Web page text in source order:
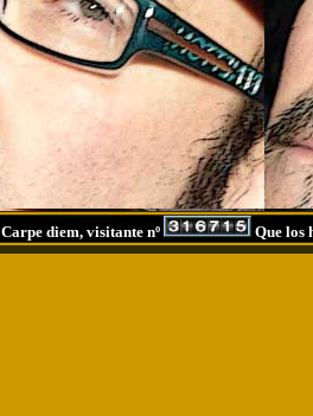
Carpe diem, visitante nº Que los